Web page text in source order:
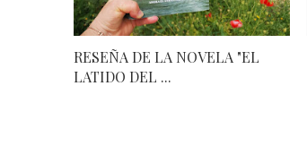
RESEÑA DE LA NOVELA "EL
LATIDO DEL ...